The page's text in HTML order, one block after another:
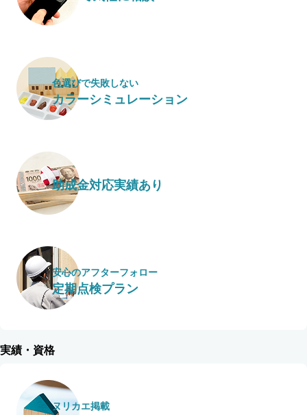
色選びで失敗しない
カラーシミュレーション
助成金対応実績あり
安心のアフターフォロー
定期点検プラン
実績・資格
ヌリカエ掲載